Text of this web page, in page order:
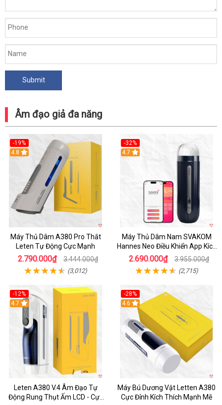
Âm đạo giả đa năng
-19%
Hot
4.8
Máy Thủ Dâm A380 Pro Thắt
Leten Tự Động Cực Mạnh
2.790.000₫ 3.444.000₫
(3,012)
-32%
Hot
4.7
Máy Thủ Dâm Nam SVAKOM
Hannes Neo Điều Khiển App Kích
Thích
2.690.000₫ 3.955.000₫
(2,715)
-12%
Hot
4.7
Leten A380 V.4 Âm Đạo Tự
Động Rung Thụt Ấm LCD - Cực
-28%
Hot
4.6
Máy Bú Dương Vật Letten A380
Cực Đỉnh Kích Thích Mạnh Mẽ